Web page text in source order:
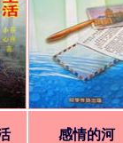
感情的河